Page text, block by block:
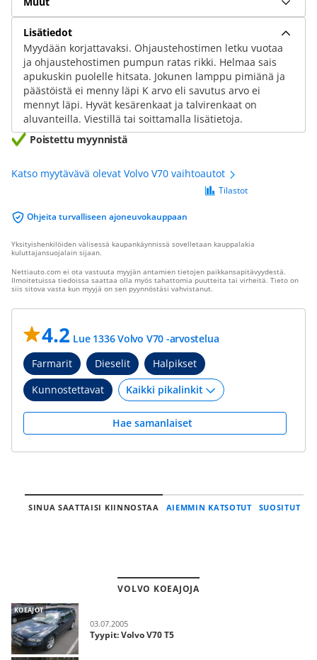
Lisätiedot
Myydään korjattavaksi. Ohjaustehostimen letku vuotaa
ja ohjaustehostimen pumpun ratas rikki. Helmaa sais
apukuskin puolelle hitsata. Jokunen lamppu pimiänä ja
päästöistä ei menny läpi K arvo eli savutus arvo ei
mennyt läpi. Hyvät kesärenkaat ja talvirenkaat on
aluvanteilla. Viestillä tai soittamalla lisätietoja.
Poistettu myynnistä
Katso myytävävä olevat Volvo V70 vaihtoautot
Ohjeita turvalliseen ajoneuvokauppaan
Tilastot
Yksityishenkilöiden välisessä kaupankäynnissä sovelletaan kauppalakia
kuluttajansuojalain sijaan.
Nettiauto.com ei ota vastuuta myyjän antamien tietojen paikkansapitävyydestä.
Ilmoitetuissa tiedoissa saattaa olla myös tahattomia puutteita tai virheitä. Tieto on
siis sitova vasta kun myyjä on sen pyynnöstäsi vahvistanut.
4.2 Lue 1336 Volvo V70 -arvostelua
Farmarit
Dieselit
Halpikset
Kunnostettavat
Hae samanlaiset
SINUA SAATTAISI KIINNOSTAA AIEMMIN KATSOTUT SUOSITUT
VOLVO KOEAJOJA
KOEAJOT
03.07.2005
Tyypit: Volvo V70 T5